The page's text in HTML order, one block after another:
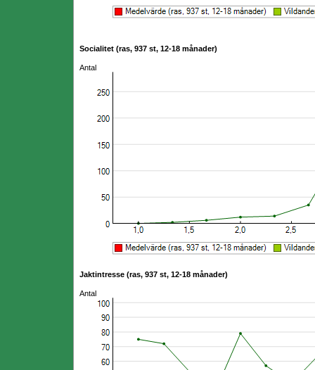
Socialitet (ras, 937 st, 12-18 månader)
Antal
Jaktintresse (ras, 937 st, 12-18 månader)
Antal